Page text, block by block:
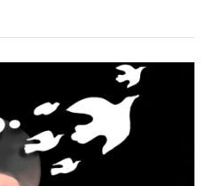
LINE EMAIL